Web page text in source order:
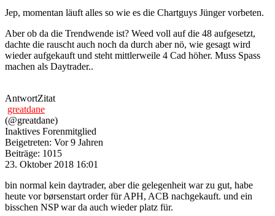
Jep, momentan läuft alles so wie es die Chartguys Jünger vorbeten.
Aber ob da die Trendwende ist? Weed voll auf die 48 aufgesetzt,
dachte die rauscht auch noch da durch aber nö, wie gesagt wird
wieder aufgekauft und steht mittlerweile 4 Cad höher. Muss Spass
machen als Daytrader..
AntwortZitat
greatdane
(@greatdane)
Inaktives Forenmitglied
Beigetreten: Vor 9 Jahren
Beiträge: 1015
23. Oktober 2018 16:01
bin normal kein daytrader, aber die gelegenheit war zu gut, habe
heute vor børsenstart order für APH, ACB nachgekauft. und ein
bisschen NSP war da auch wieder platz für.